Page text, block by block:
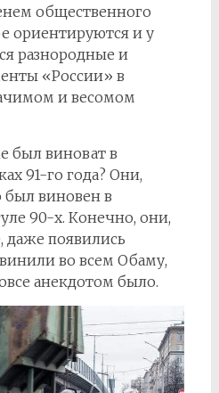
общественного
ориентируются и у
разнородные и
«России» в
и весомом
был виноват в
91-го года? Они,
виновен в
90-х. Конечно, они,
даже появились
во всем Обаму,
анекдотом было.